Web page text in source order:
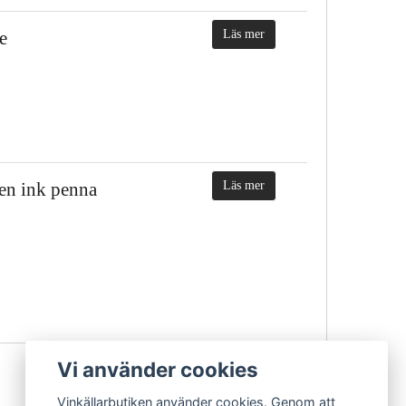
Läs mer
ink penna Läs mer
Vi använder cookies
Vinkällarbutiken använder cookies. Genom att